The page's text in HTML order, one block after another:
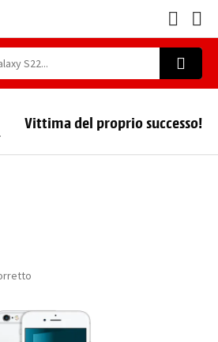
Vittima del proprio successo!